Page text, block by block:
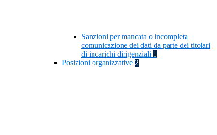
Sanzioni per mancata o incompleta
comunicazione dei dati da parte dei titolari
di incarichi dirigenziali 1
Posizioni organizzative 2